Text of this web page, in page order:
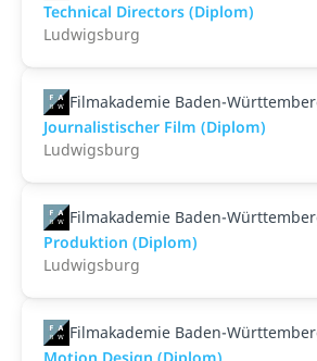
Technical Directors (Diplom)
Ludwigsburg
Filmakademie Baden-
Journalistischer Film (Diplom)
Ludwigsburg
Filmakademie Baden-
Produktion (Diplom)
Ludwigsburg
Filmakademie Baden-